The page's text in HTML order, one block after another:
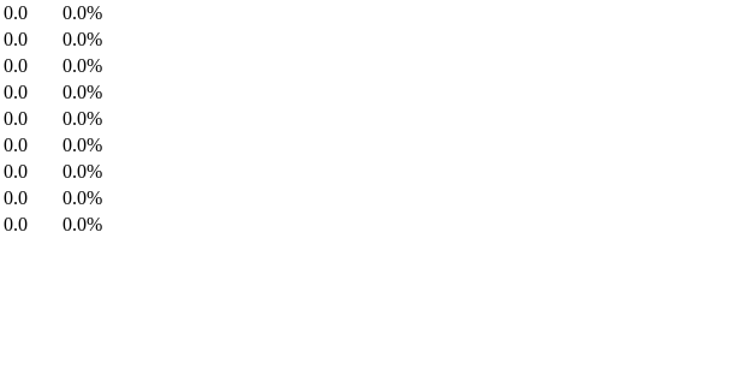
0.0
0.0%
0.0
0.0%
0.0
0.0%
0.0
0.0%
0.0
0.0%
0.0
0.0%
0.0
0.0%
0.0
0.0%
0.0
0.0%